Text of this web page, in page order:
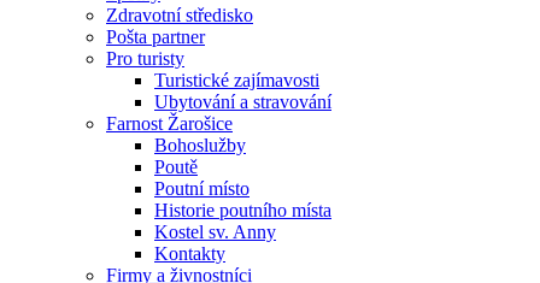
Zdravotní středisko
Pošta partner
Pro turisty
Turistické zajímavosti
Ubytování a stravování
Farnost Žarošice
Bohoslužby
Poutě
Poutní místo
Historie poutního místa
Kostel sv. Anny
Kontakty
Firmy a živnostníci